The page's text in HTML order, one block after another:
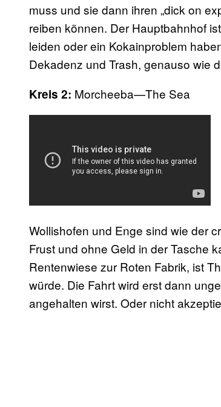
muss und sie dann ihren „dick on
reiben können. Der Hauptbahnhof
leiden oder ein Kokainproblem
Dekadenz und Trash, genauso wie
Kreis 2: Morcheeba—The Sea
Wollishofen und Enge sind wie der
Frust und ohne Geld in der Tasche
Rentenwiese zur Roten Fabrik, ist
würde. Die Fahrt wird erst dann
angehalten wirst. Oder nicht